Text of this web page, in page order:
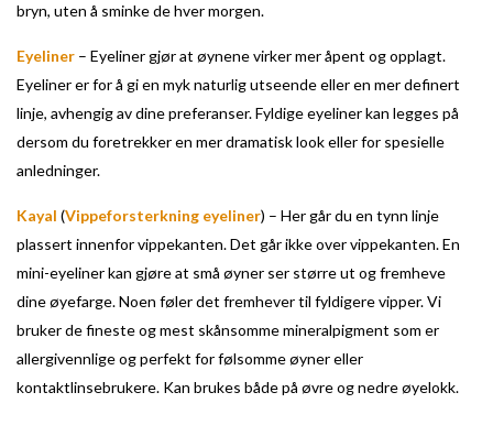
bryn, uten å sminke de hver morgen.
Eyeliner – Eyeliner gjør at øynene virker mer åpent og opplagt.
Eyeliner er for å gi en myk naturlig utseende eller en mer definert
linje, avhengig av dine preferanser. Fyldige eyeliner kan legges på
dersom du foretrekker en mer dramatisk look eller for spesielle
anledninger.
Kayal (Vippeforsterkning eyeliner) – Her går du en tynn linje
plassert innenfor vippekanten. Det går ikke over vippekanten. En
mini-eyeliner kan gjøre at små øyner ser større ut og fremheve
dine øyefarge. Noen føler det fremhever til fyldigere vipper. Vi
bruker de fineste og mest skånsomme mineralpigment som er
allergivennlige og perfekt for følsomme øyner eller
kontaktlinsebrukere. Kan brukes både på øvre og nedre øyelokk.